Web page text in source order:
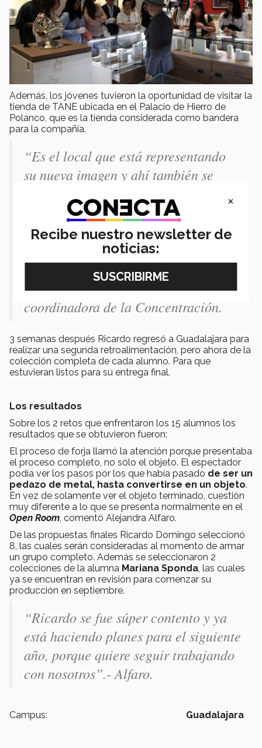
Además, los jóvenes tuvieron la oportunidad de visitar la
tienda de TANE ubicada en el Palacio de Hierro de
Polanco, que es la tienda considerada como bandera
para la compañía.
“Es el local que está representando
su nueva imagen y ahí también se
les permitió a los muchachos ver,
tomar, ponerse, mover y pesar las
piezas, porque el ADN de TANE es
muy particular, son piezas pesadas y
sólidas”.-Alejandra Alfaro,
coordinadora de la Concentración.
3 semanas después Ricardo regresó a Guadalajara para
realizar una segunda retroalimentación, pero ahora de la
colección completa de cada alumno. Para que
estuvieran listos para su entrega final.
Los resultados
Sobre los 2 retos que enfrentaron los 15 alumnos los
resultados que se obtuvieron fueron:
El proceso de forja llamó la atención porque presentaba
el proceso completo, no sólo el objeto. El espectador
podía ver los pasos por los que había pasado de ser un
pedazo de metal, hasta convertirse en un objeto.
En vez de solamente ver el objeto terminado, cuestión
muy diferente a lo que se presenta normalmente en el
Open Room, comentó Alejandra Alfaro.
De las propuestas finales Ricardo Domingo seleccionó
8, las cuales serán consideradas al momento de armar
un grupo completo. Además se seleccionaron 2
colecciones de la alumna Mariana Sponda, las cuales
ya se encuentran en revisión para comenzar su
producción en septiembre.
“Ricardo se fue súper contento y ya
está haciendo planes para el siguiente
año, porque quiere seguir trabajando
con nosotros”.- Alfaro.
Campus: Guadalajara
×
Recibe nuestro newsletter de
noticias: